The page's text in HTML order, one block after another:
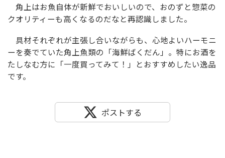
角上はお魚自体が新鮮でおいしいので、おのずと惣菜の
クオリティーも高くなるのだなと再認識しました。
具材それぞれが主張し合いながらも、心地よいハーモニ
ーを奏でていた角上魚類の「海鮮ばくだん」。特にお酒を
たしなむ方に「一度買ってみて！」とおすすめしたい逸品
です。
ポストする